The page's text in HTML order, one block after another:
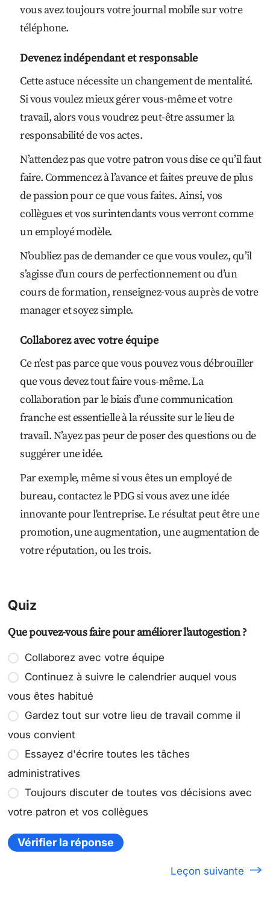
vous avez toujours votre journal mobile sur votre
téléphone.
Devenez indépendant et responsable
Cette astuce nécessite un changement de mentalité.
Si vous voulez mieux gérer vous-même et votre
travail, alors vous voudrez peut-être assumer la
responsabilité de vos actes.
N’attendez pas que votre patron vous dise ce qu’il faut
faire. Commencez à l’avance et faites preuve de plus
de passion pour ce que vous faites. Ainsi, vos
collègues et vos surintendants vous verront comme
un employé modèle.
N’oubliez pas de demander ce que vous voulez, qu’il
s’agisse d’un cours de perfectionnement ou d’un
cours de formation, renseignez-vous auprès de votre
manager et soyez simple.
Collaborez avec votre équipe
Ce n’est pas parce que vous pouvez vous débrouiller
que vous devez tout faire vous-même. La
collaboration par le biais d’une communication
franche est essentielle à la réussite sur le lieu de
travail. N’ayez pas peur de poser des questions ou de
suggérer une idée.
Par exemple, même si vous êtes un employé de
bureau, contactez le PDG si vous avez une idée
innovante pour l'entreprise. Le résultat peut être une
promotion, une augmentation, une augmentation de
votre réputation, ou les trois.
Quiz
Que pouvez-vous faire pour améliorer l'autogestion ?
Collaborez avec votre équipe
Continuez à suivre le calendrier auquel vous
vous êtes habitué
Gardez tout sur votre lieu de travail comme il
vous convient
Essayez d'écrire toutes les tâches
administratives
Toujours discuter de toutes vos décisions avec
votre patron et vos collègues
Vérifier la réponse
Leçon suivante